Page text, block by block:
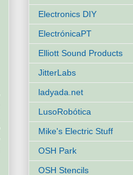
Electronics DIY
ElectrónicaPT
Elliott Sound Products
JitterLabs
ladyada.net
LusoRobótica
Mike's Electric Stuff
OSH Park
OSH Stencils